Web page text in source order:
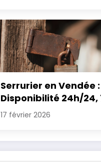
Serrurier en Vendée :
Disponibilité 24h/24,
Tarifs Clairs pour une
17 février 2026